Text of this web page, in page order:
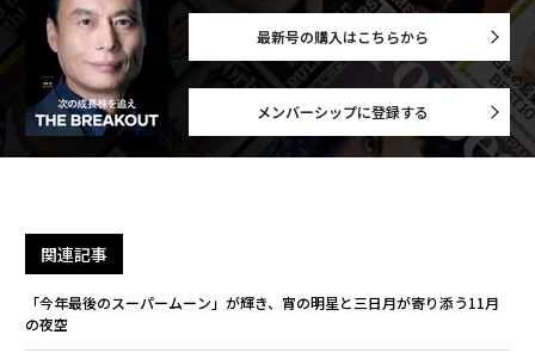
最新号の購入はこちらから
メンバーシップに登録する
関連記事
「今年最後のスーパームーン」が輝き、宵の明星と三日月が寄り添う11月
の夜空